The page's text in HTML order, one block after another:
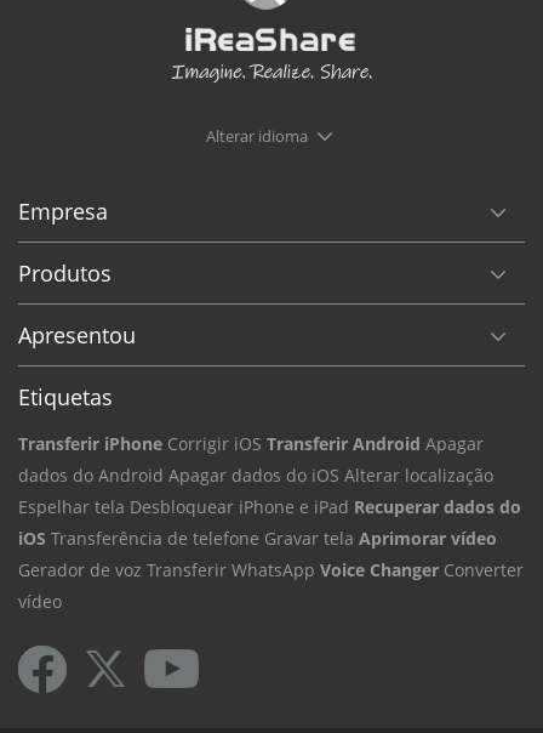
Alterar idioma
Empresa
Produtos
Apresentou
Etiquetas
Transferir iPhone Corrigir iOS Transferir Android Apagar
dados do Android Apagar dados do iOS Alterar localização
Espelhar tela Desbloquear iPhone e iPad Recuperar dados do
iOS Transferência de telefone Gravar tela Aprimorar vídeo
Gerador de voz Transferir WhatsApp Voice Changer Converter
vídeo